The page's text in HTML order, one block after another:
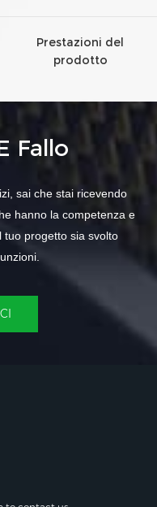
Prestazioni del
prodotto
Fallo
sai che stai ricevendo
hanno la competenza e
tuo progetto sia svolto